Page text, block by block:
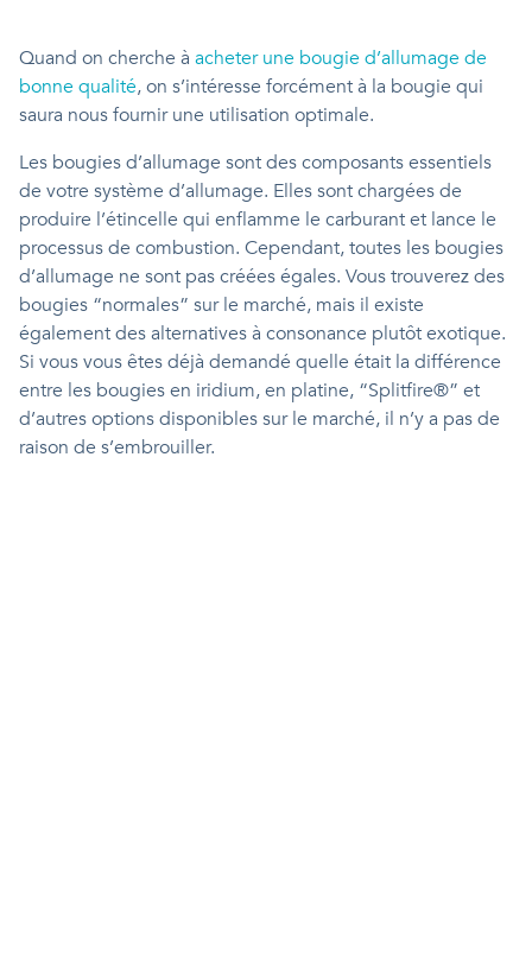
Quand on cherche à acheter une bougie d’allumage de
bonne qualité, on s’intéresse forcément à la bougie qui
saura nous fournir une utilisation optimale.
Les bougies d’allumage sont des composants essentiels
de votre système d’allumage. Elles sont chargées de
produire l’étincelle qui enflamme le carburant et lance le
processus de combustion. Cependant, toutes les bougies
d’allumage ne sont pas créées égales. Vous trouverez des
bougies “normales” sur le marché, mais il existe
également des alternatives à consonance plutôt exotique.
Si vous vous êtes déjà demandé quelle était la différence
entre les bougies en iridium, en platine, “Splitfire®” et
d’autres options disponibles sur le marché, il n’y a pas de
raison de s’embrouiller.